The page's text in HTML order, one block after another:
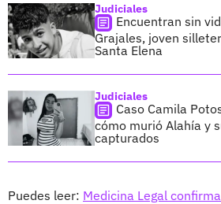
Judiciales
Encuentran sin
Grajales, joven
Santa Elena
Judiciales
Caso Camila
cómo murió Alahía y
capturados
Puedes leer: Medicina Legal